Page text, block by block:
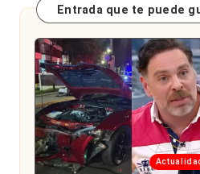
Entrada que te puede
Publicada